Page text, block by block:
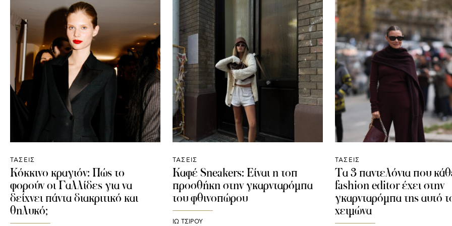
ΤΑΣΕΙΣ
Κόκκινο κραγιόν: Πώς το
φορούν οι Γαλλίδες για να
δείχνει πάντα διακριτικό και
θηλυκό;
ΤΑΣΕΙΣ
Καφέ Sneakers: Είναι η τοπ
προσθήκη στην γκαρνταρόμπα
του φθινοπώρου
ΙΩ ΤΣΙΡΟΥ
ΤΑΣΕΙΣ
Τα 3 παντελόνια που
fashion editor έχει στην
γκαρνταρόμπα της αυτό
χειμώνα